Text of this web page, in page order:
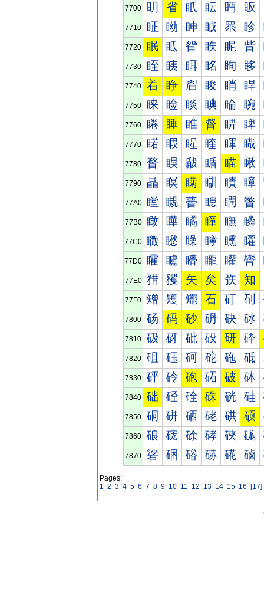
7700 眀 省 眂 眃 眄 眅
7710 眐 眑 眒 眓 眔 眕
7720 眠 眡 眢 眣 眤 眥
7730 眰 眱 眲 眳 眴 眵
7740 着 睁 睂 睃 睄 睅
7750 睐 睑 睒 睓 睔 睕
7760 睠 睡 睢 督 睤 睥
7770 睰 睱 睲 睳 睴 睵
7780 瞀 瞁 瞂 瞃 瞄 瞅
7790 瞐 瞑 瞒 瞓 瞔 瞕
77A0 瞠 瞡 瞢 瞣 瞤 瞥
77B0 瞰 瞱 瞲 瞳 瞴 瞵
77C0 矀 矁 矂 矃 矄 矅
77D0 矐 矑 矒 矓 矔 矕
77E0 矠 矡 矢 矣 矤 知
77F0 矰 矱 矲 石 矴 矵
7800 砀 码 砂 砃 砄 砅
7810 砐 砑 砒 砓 研 砕
7820 砠 砡 砢 砣 砤 砥
7830 砰 砱 砲 砳 破 砵
7840 础 硁 硂 硃 硄 硅
7850 硐 硑 硒 硓 硔 硕
7860 硠 硡 硢 硣 硤 硥
7870 硰 硱 硲 硳 硴 硵
Pages:
1 2 3 4 5 6 7 8 9 10 11 12 13 14 15 16 [17]